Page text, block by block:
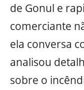
de Gonul e
comerciante
ela conversa
analisou
sobre o